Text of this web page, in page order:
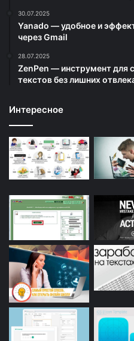
30.07.2025
Yanado — удобное и
через Gmail
28.07.2025
ZenPen — инструмент для
текстов без лишних
Интересное